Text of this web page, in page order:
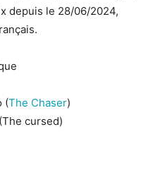
depuis le 28/06/2024,
(The Chaser)
cursed)